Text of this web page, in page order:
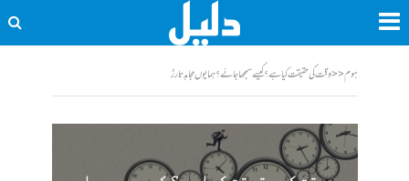
ہوم<<وقت کی حقیقت کیا ہے؟ کیسے سمجھا جائے؟ ہمایوں مجاہد تارڑ